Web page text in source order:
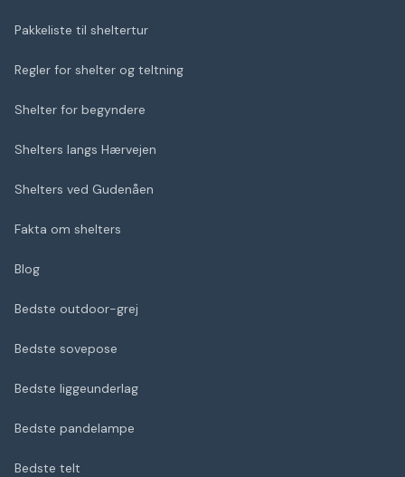
Pakkeliste til sheltertur
Regler for shelter og teltning
Shelter for begyndere
Shelters langs Hærvejen
Shelters ved Gudenåen
Fakta om shelters
Blog
Bedste outdoor-grej
Bedste sovepose
Bedste liggeunderlag
Bedste pandelampe
Bedste telt